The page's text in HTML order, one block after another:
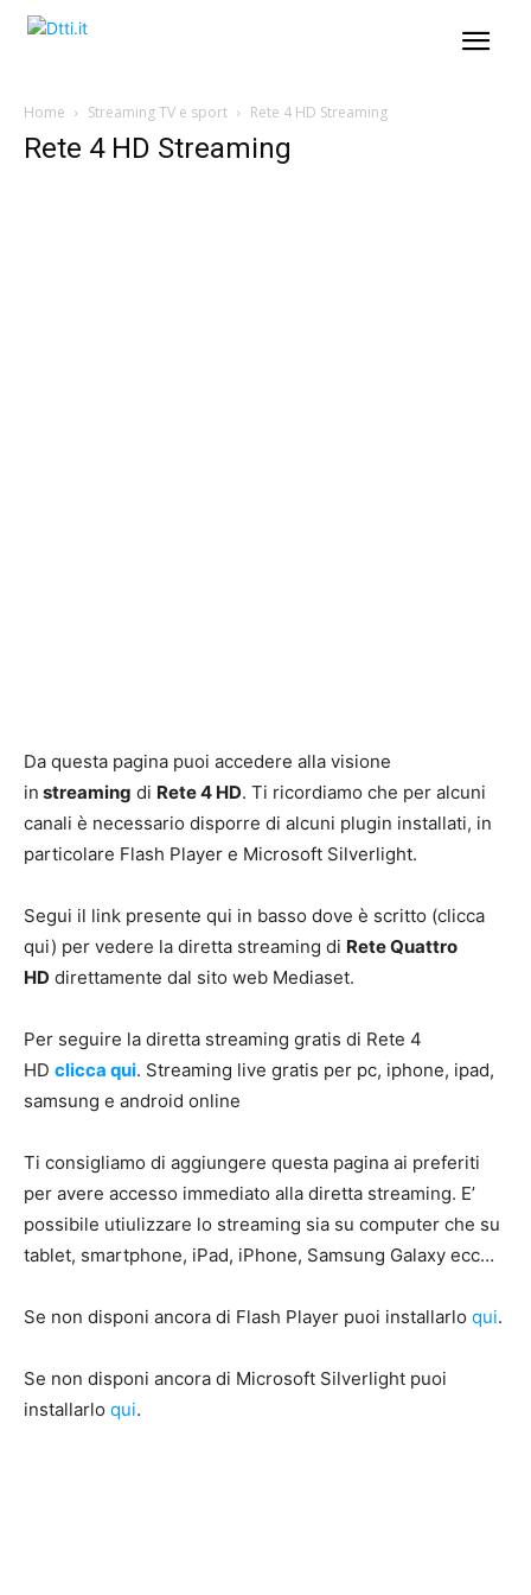
Home Streaming TV e sport Rete 4 HD Streaming
Rete 4 HD Streaming
Da questa pagina puoi accedere alla visione
in streaming di Rete 4 HD. Ti ricordiamo che per alcuni
canali è necessario disporre di alcuni plugin installati, in
particolare Flash Player e Microsoft Silverlight.
Segui il link presente qui in basso dove è scritto (clicca
qui) per vedere la diretta streaming di Rete Quattro
HD direttamente dal sito web Mediaset.
Per seguire la diretta streaming gratis di Rete 4
HD clicca qui. Streaming live gratis per pc, iphone, ipad,
samsung e android online
Ti consigliamo di aggiungere questa pagina ai preferiti
per avere accesso immediato alla diretta streaming. E’
possibile utiulizzare lo streaming sia su computer che su
tablet, smartphone, iPad, iPhone, Samsung Galaxy ecc…
Se non disponi ancora di Flash Player puoi installarlo qui.
Se non disponi ancora di Microsoft Silverlight puoi
installarlo qui.